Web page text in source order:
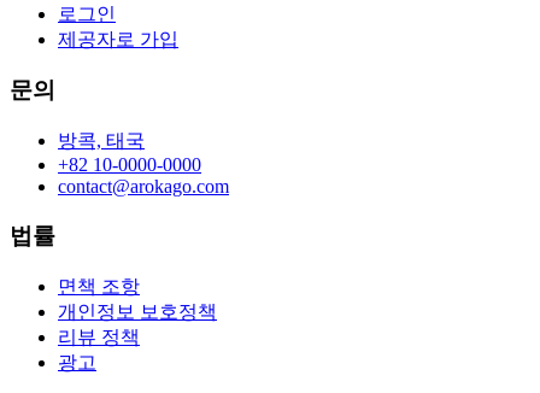
로그인
제공자로 가입
문의
방콕, 태국
+82 10-0000-0000
contact@arokago.com
법률
면책 조항
개인정보 보호정책
리뷰 정책
광고